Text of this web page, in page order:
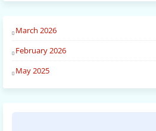
March 2026
February 2026
May 2025